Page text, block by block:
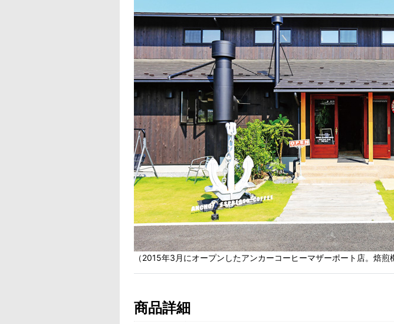
（2015年3月にオープンしたアンカーコーヒーマザーポート店。焙
商品詳細